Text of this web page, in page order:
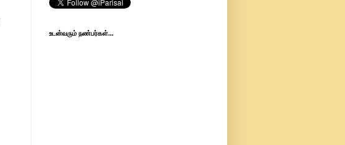
உடன்வரும் நண்பர்கள்...